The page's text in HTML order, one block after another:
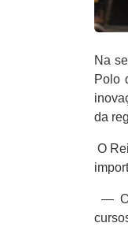
Na
Polo
da
O
—